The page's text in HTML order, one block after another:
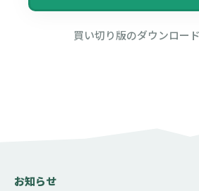
買い切り版のダウンロー
お知らせ